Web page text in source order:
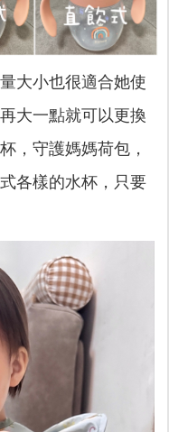
大小也很適合她使
大一點就可以更換
，守護媽媽荷包，
各樣的水杯，只要